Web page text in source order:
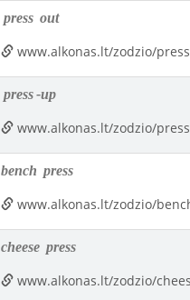
press out
www.alkonas.lt/zodzio/
press-up
www.alkonas.lt/zodzio/
bench press
www.alkonas.lt/zodzio/
cheese press
www.alkonas.lt/zodzio/